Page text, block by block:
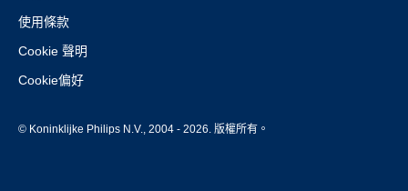
使用條款
Cookie 聲明
Cookie偏好
© Koninklijke Philips N.V., 2004 - 2026. 版權所有。